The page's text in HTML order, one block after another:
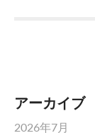
アーカイブ
2026年7月